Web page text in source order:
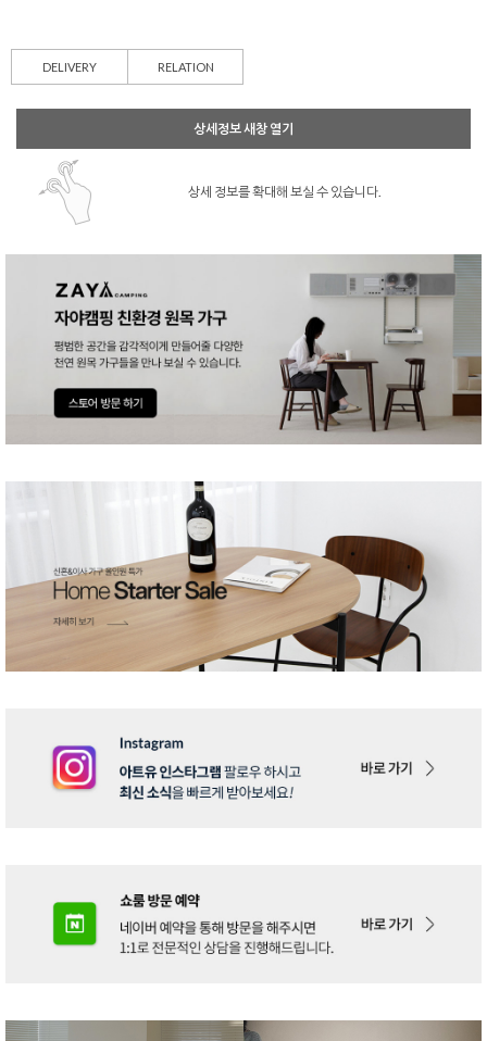
DELIVERY RELATION
상세정보 새창 열기
상세 정보를 확대해 보실 수 있습니다.